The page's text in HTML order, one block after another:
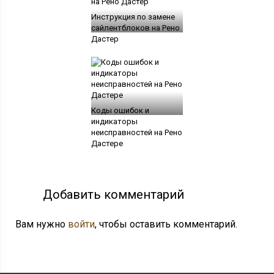
Инструкция по замене
сайлентблоков на Рено
Дастер
Коды ошибок и
индикаторы
неисправностей на Рено
Дастере
Добавить комментарий
Вам нужно войти, чтобы оставить комментарий.